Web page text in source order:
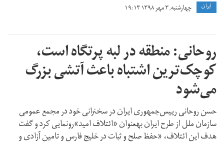
ايران چهارشنبه, ۳ مهر ۱۳۹۸ ۱۹:۱۳
روحانی: منطقه در لبه پرتگاه است،
کوچک‌ترین اشتباه باعث آتشی بزرگ
می‌شود
حسن روحانی رییس‌جمهوری ایران در سخنرانی خود در مجمع عمومی
سازمان ملل از طرح ایران بهعنوان «‌ائتلاف امید»رونمایی کرد و گفت
هدف این ائتلاف، «حفظ صلح و ثبات در خلیج فارس و تامین آزادی و